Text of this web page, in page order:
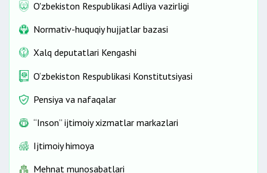
O'zbekiston Respublikasi Adliya vazirligi
Normativ-huquqiy hujjatlar bazasi
Xalq deputatlari Kengashi
O‘zbekiston Respublikasi Konstitutsiyasi
Pensiya va nafaqalar
“Inson” ijtimoiy xizmatlar markazlari
Ijtimoiy himoya
Mehnat munosabatlari